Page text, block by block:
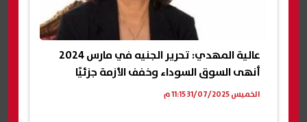
عالية المهدي: تحرير الجنيه في مارس 2024
أنهى السوق السوداء وخفف الأزمة جزئيًا
الخميس 31/07/2025 11:15 م